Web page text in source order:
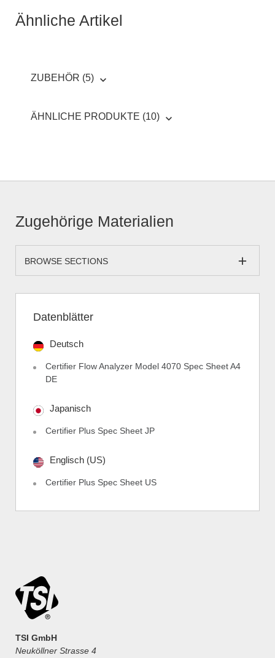
Ähnliche Artikel
ZUBEHÖR (5)
ÄHNLICHE PRODUKTE (10)
Zugehörige Materialien
BROWSE SECTIONS
Datenblätter
Deutsch
Certifier Flow Analyzer Model 4070 Spec Sheet A4
DE
Japanisch
Certifier Plus Spec Sheet JP
Englisch (US)
Certifier Plus Spec Sheet US
TSI GmbH
Neuköllner Strasse 4